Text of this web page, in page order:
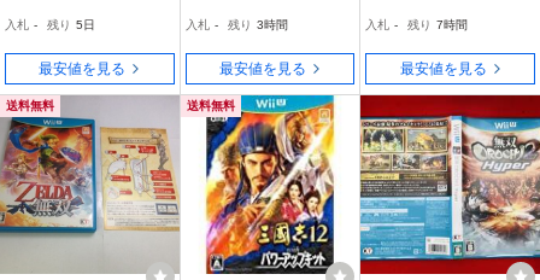
入札 - 残り 5日
最安値を見る
入札 - 残り 3時間
最安値を見る
入札 - 残り 7時間
最安値を見る
送料無料 送料無料